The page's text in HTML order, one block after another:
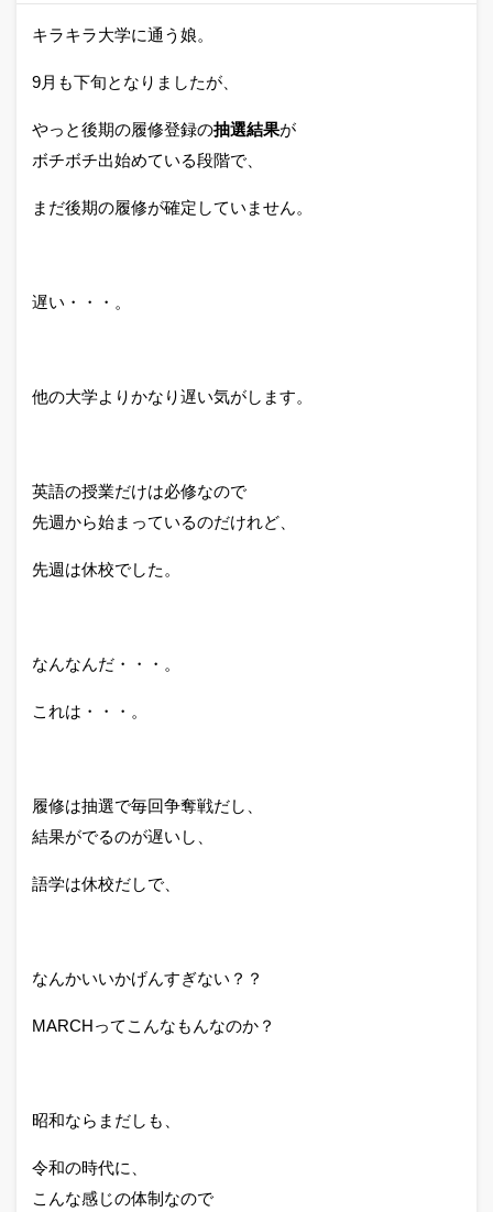
キラキラ大学に通う娘。
9月も下旬となりましたが、
やっと後期の履修登録の抽選結果が
ボチボチ出始めている段階で、
まだ後期の履修が確定していません。
遅い・・・。
他の大学よりかなり遅い気がします。
英語の授業だけは必修なので
先週から始まっているのだけれど、
先週は休校でした。
なんなんだ・・・。
これは・・・。
履修は抽選で毎回争奪戦だし、
結果がでるのが遅いし、
語学は休校だしで、
なんかいいかげんすぎない？？
MARCHってこんなもんなのか？
昭和ならまだしも、
令和の時代に、
こんな感じの体制なので